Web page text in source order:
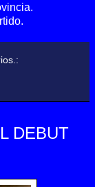
DEBUT